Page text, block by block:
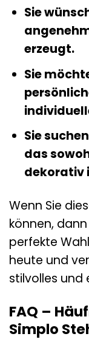
Sie
erzeugt.
Sie
Sie
das
dekorativ
Wenn Sie
können,
perfekte
heute und
stilvolles und
FAQ –
Simplo